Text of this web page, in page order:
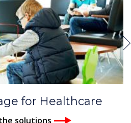
for Healthcare
solutions